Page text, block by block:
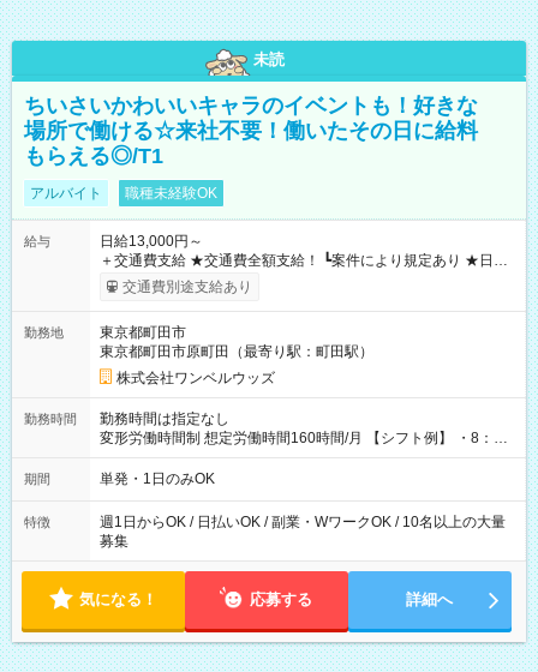
未読
ちいさいかわいいキャラのイベントも！好きな
場所で働ける☆来社不要！働いたその日に給料
もらえる◎/T1
アルバイト 職種未経験OK
給与
日給13,000円～
＋交通費支給 ★交通費全額支給！ ┗案件により規定あり ★日払
いOK！（規定あり） ┗働いたその日に現金GET♪ お仕事後はコ
ンビニATMから 日払い分を引き落とせます！ 【試用期間】試
交通費別途支給あり
勤務地
東京都町田市
東京都町田市原町田（最寄り駅：町田駅）
株式会社ワンベルウッズ
勤務時間
勤務時間は指定なし
変形労働時間制 想定労働時間160時間/月 【シフト例】 ・8：00
～21：00
期間 単発・1日のみOK
特徴
週1日からOK / 日払いOK / 副業・WワークOK / 10名以上の大量
募集
気になる！ 応募する 詳細へ